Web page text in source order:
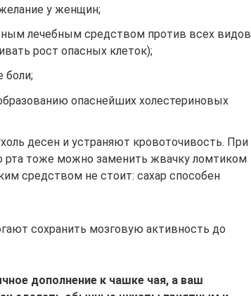
у женщин;
лечебным средством против всех видов
рост опасных клеток);
опаснейших холестериновых
десен и устраняют кровоточивость. При
рта тоже можно заменить жвачку ломтиком
средством не стоит: сахар способен
сохранить мозговую активность до
дополнение к чашке чая, а ваш